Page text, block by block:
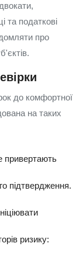
та податкові
про
до комфортної
на таких
привертають
підтвердження.
ризику: